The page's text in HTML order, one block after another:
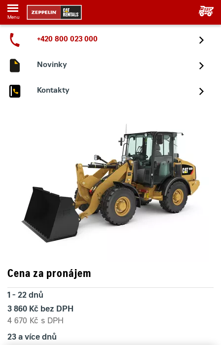
Menu
+420 800 023 000
Novinky
Kontakty
Cena za pronájem
1 - 22 dnů
3 860 Kč bez DPH
4 670 Kč s DPH
23 a více dnů